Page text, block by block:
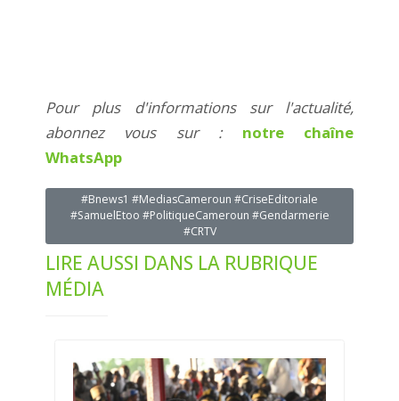
Pour plus d'informations sur l'actualité,
abonnez vous sur : notre chaîne
WhatsApp
#Bnews1 #MediasCameroun #CriseEditoriale
#SamuelEtoo #PolitiqueCameroun #Gendarmerie
#CRTV
LIRE AUSSI DANS LA RUBRIQUE
MÉDIA